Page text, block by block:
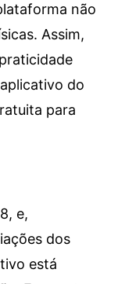
não
Assim,
do
para
e,
dos
está